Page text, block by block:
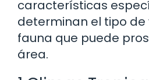
características
determinan el tipo
fauna que puede
área.